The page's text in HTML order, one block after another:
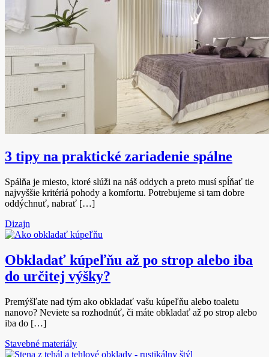
3 tipy na praktické zariadenie spálne
Spálňa je miesto, ktoré slúži na náš oddych a preto musí spĺňať tie
najvyššie kritériá pohody a komfortu. Potrebujeme si tam dobre
oddýchnuť, nabrať […]
Dizajn
Obkladať kúpeľňu až po strop alebo iba
do určitej výšky?
Premýšľate nad tým ako obkladať vašu kúpeľňu alebo toaletu
nanovo? Neviete sa rozhodnúť, či máte obkladať až po strop alebo
iba do […]
Stavebné materiály